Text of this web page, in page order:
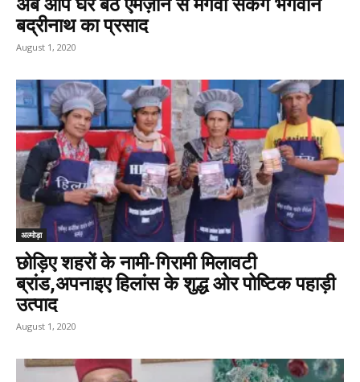
अब आप घर बैठे ऐमज़ॉन से मंगवा सकेंगे भगवान
बद्रीनाथ का प्रसाद
August 1, 2020
अल्मोड़ा
छोड़िए शहरों के नामी-गिरामी मिलावटी
ब्रांड,अपनाइए हिलांस के शुद्ध ओर पोष्टिक पहाड़ी
उत्पाद
August 1, 2020